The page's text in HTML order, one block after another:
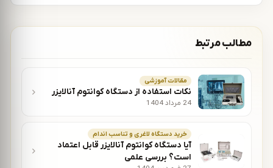
مطالب مرتبط
مقالات آموزشی
نکات استفاده از دستگاه کوانتوم آنالایزر
24 مرداد 1404
خريد دستگاه لاغری و تناسب اندام
آیا دستگاه کوانتوم آنالایزر قابل اعتماد
است؟ بررسی علمی